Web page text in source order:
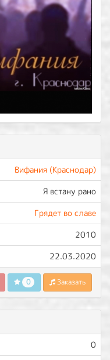
Вифания (Краснодар)
Я встану рано
Грядет во славе
2010
22.03.2020
0 Заказать
0